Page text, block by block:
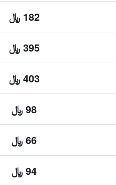
182 ﷼
395 ﷼
403 ﷼
98 ﷼
66 ﷼
94 ﷼